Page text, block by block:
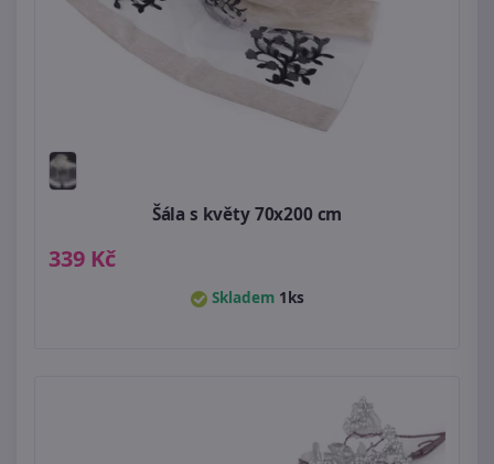
Šála s květy 70x200 cm
339 Kč
Skladem 1ks